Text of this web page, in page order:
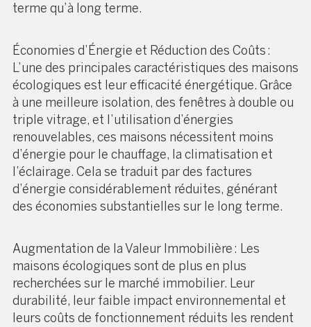
terme qu’à long terme.
Économies d’Énergie et Réduction des Coûts :
L’une des principales caractéristiques des maisons
écologiques est leur efficacité énergétique. Grâce
à une meilleure isolation, des fenêtres à double ou
triple vitrage, et l’utilisation d’énergies
renouvelables, ces maisons nécessitent moins
d’énergie pour le chauffage, la climatisation et
l’éclairage. Cela se traduit par des factures
d’énergie considérablement réduites, générant
des économies substantielles sur le long terme.
Augmentation de la Valeur Immobilière : Les
maisons écologiques sont de plus en plus
recherchées sur le marché immobilier. Leur
durabilité, leur faible impact environnemental et
leurs coûts de fonctionnement réduits les rendent